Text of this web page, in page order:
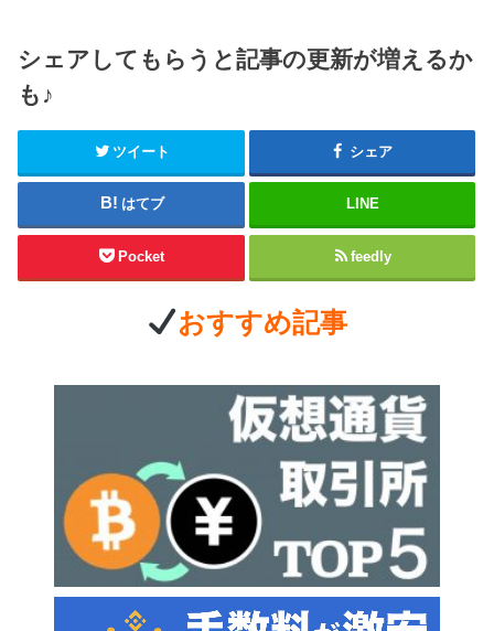
シェアしてもらうと記事の更新が増えるか
も♪
ツイート シェア
はてブ LINE
Pocket feedly
おすすめ記事